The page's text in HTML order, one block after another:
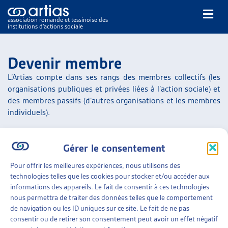
Gérer le consentement
Pour offrir les meilleures expériences, nous utilisons des
technologies telles que les cookies pour stocker et/ou accéder aux
informations des appareils. Le fait de consentir à ces technologies
nous permettra de traiter des données telles que le comportement
de navigation ou les ID uniques sur ce site. Le fait de ne pas
consentir ou de retirer son consentement peut avoir un effet négatif
association romande et tessinoise des
institutions d’actions sociale
NOS PUBLICATIONS
DOSSIERS DU MOIS
VEILLE
RESSOURCES
THÉMATIQUES
GUIDE SOCIAL ROMAND
AUTRES
Devenir membre
L’Artias compte dans ses rangs des membres collectifs (les
organisations publiques et privées liées à l’action sociale) et
des membres passifs (d’autres organisations et les membres
individuels).
d’action sociale (CSIAS) une nouvelleconvention de
vigueur le 1er janvier 2014. Les membres de l’Artias sont
toujours automatiquement membres de la CSIAS sans
augmentation de cotisation.
L’Artias ne transmet aucune donnée personnelle à des tiers.